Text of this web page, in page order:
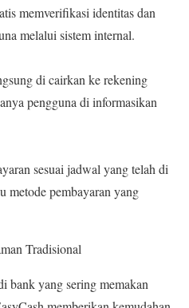
memverifikasi identitas dan
melalui sistem internal.
di cairkan ke rekening
pengguna di informasikan
sesuai jadwal yang telah di
metode pembayaran yang
Tradisional
bank yang sering memakan